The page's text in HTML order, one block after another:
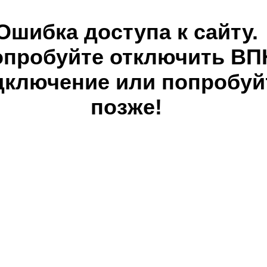
доступа к сайту.
отключить
или
позже!